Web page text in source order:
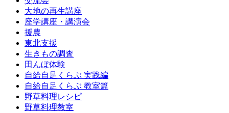
大地の再生講座
座学講座・講演会
援農
東北支援
生きもの調査
田んぼ体験
自給自足くらぶ 実践編
自給自足くらぶ 教室篇
野草料理レシピ
野草料理教室